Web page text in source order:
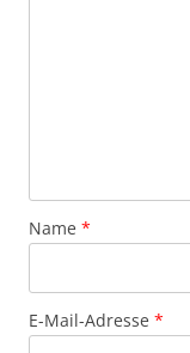
Name *
E-Mail-Adresse *